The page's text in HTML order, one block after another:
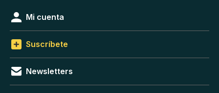
Mi cuenta
Suscríbete
Newsletters